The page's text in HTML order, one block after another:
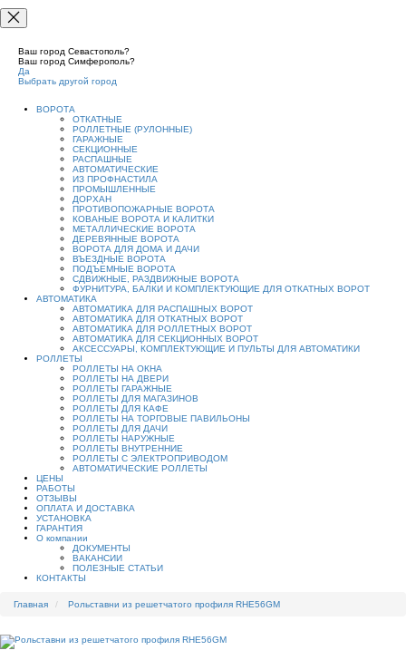
Ваш город Севастополь?
Ваш город Симферополь?
Да
Выбрать другой город
ВОРОТА
ОТКАТНЫЕ
РОЛЛЕТНЫЕ (РУЛОННЫЕ)
ГАРАЖНЫЕ
СЕКЦИОННЫЕ
РАСПАШНЫЕ
АВТОМАТИЧЕСКИЕ
ИЗ ПРОФНАСТИЛА
ПРОМЫШЛЕННЫЕ
ДОРХАН
ПРОТИВОПОЖАРНЫЕ ВОРОТА
КОВАНЫЕ ВОРОТА И КАЛИТКИ
МЕТАЛЛИЧЕСКИЕ ВОРОТА
ДЕРЕВЯННЫЕ ВОРОТА
ВОРОТА ДЛЯ ДОМА И ДАЧИ
ВЪЕЗДНЫЕ ВОРОТА
ПОДЪЕМНЫЕ ВОРОТА
СДВИЖНЫЕ, РАЗДВИЖНЫЕ ВОРОТА
ФУРНИТУРА, БАЛКИ И КОМПЛЕКТУЮЩИЕ ДЛЯ ОТКАТНЫХ ВОРОТ
АВТОМАТИКА
АВТОМАТИКА ДЛЯ РАСПАШНЫХ ВОРОТ
АВТОМАТИКА ДЛЯ ОТКАТНЫХ ВОРОТ
АВТОМАТИКА ДЛЯ РОЛЛЕТНЫХ ВОРОТ
АВТОМАТИКА ДЛЯ СЕКЦИОННЫХ ВОРОТ
АКСЕССУАРЫ, КОМПЛЕКТУЮЩИЕ И ПУЛЬТЫ ДЛЯ АВТОМАТИКИ
РОЛЛЕТЫ
РОЛЛЕТЫ НА ОКНА
РОЛЛЕТЫ НА ДВЕРИ
РОЛЛЕТЫ ГАРАЖНЫЕ
РОЛЛЕТЫ ДЛЯ МАГАЗИНОВ
РОЛЛЕТЫ ДЛЯ КАФЕ
РОЛЛЕТЫ НА ТОРГОВЫЕ ПАВИЛЬОНЫ
РОЛЛЕТЫ ДЛЯ ДАЧИ
РОЛЛЕТЫ НАРУЖНЫЕ
РОЛЛЕТЫ ВНУТРЕННИЕ
РОЛЛЕТЫ С ЭЛЕКТРОПРИВОДОМ
АВТОМАТИЧЕСКИЕ РОЛЛЕТЫ
ЦЕНЫ
РАБОТЫ
ОТЗЫВЫ
ОПЛАТА И ДОСТАВКА
УСТАНОВКА
ГАРАНТИЯ
О компании
ДОКУМЕНТЫ
ВАКАНСИИ
ПОЛЕЗНЫЕ СТАТЬИ
КОНТАКТЫ
Главная Рольставни из решетчатого профиля RHE56GM